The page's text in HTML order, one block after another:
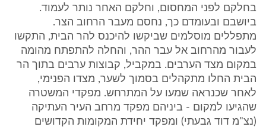
בחלקם לפני המחסום, וחלקם האחר נותר לעמוד.
ביושבם ובעומדם כך, נחסם מעבר הרחוב הצר.
מתפללים מוסלמים שביקשו להיכנס להר הבית, התקשו
לעבור מהרחוב אל עבר ההר, והחלה להתפתח מהומה
במקום מצד הערבים. במקביל, קבוצות ערבים בתוך הר
הבית החלו מתקהלים בסמוך לשער, מצדו הפנימי,
לאחר שכנראה שמעו על המתרחש. מפקדי המשטרה
שהגיעו למקום - ביניהם מפקד מרחב העיר העתיקה
(נצ"מ דוד גבעתי) ומפקד יחידת המקומות הקדושים